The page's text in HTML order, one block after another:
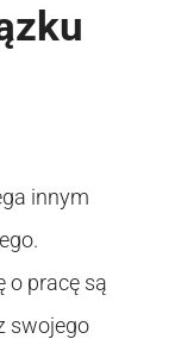
innym
o pracę są
swojego